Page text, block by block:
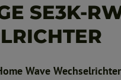
SE3K-
Wave